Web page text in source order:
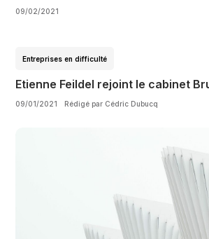
09/02/2021
Entreprises en difficulté
Etienne Feildel rejoint le cabinet
09/01/2021 Rédigé par Cédric Dubucq